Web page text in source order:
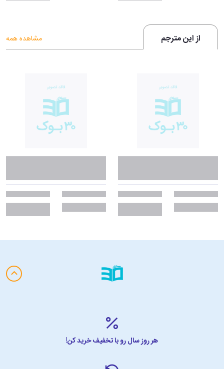
از این مترجم مشاهده همه
هر روز سال رو با تخفیف خرید کن!